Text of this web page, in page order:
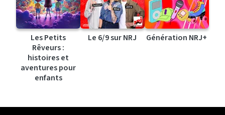
Les Petits
Rêveurs :
histoires et
aventures pour
enfants
Le 6/9 sur NRJ Génération NRJ+